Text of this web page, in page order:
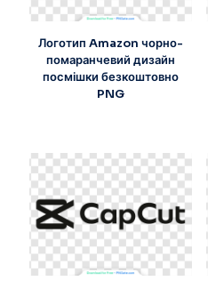
Логотип Amazon чорно-
помаранчевий дизайн
посмішки безкоштовно
PNG